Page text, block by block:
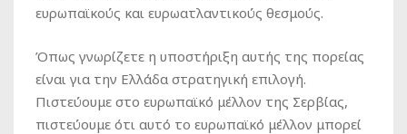
ευρωπαϊκούς και ευρωατλαντικούς θεσμούς.
Όπως γνωρίζετε η υποστήριξη αυτής της πορείας
είναι για την Ελλάδα στρατηγική επιλογή.
Πιστεύουμε στο ευρωπαϊκό μέλλον της Σερβίας,
πιστεύουμε ότι αυτό το ευρωπαϊκό μέλλον μπορεί